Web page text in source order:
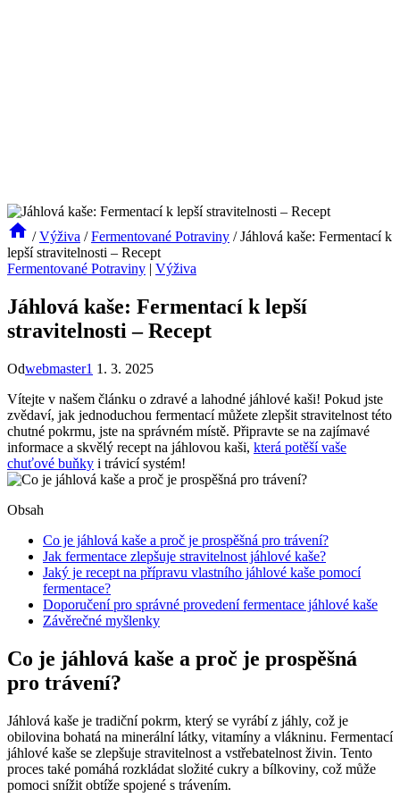
/ Výživa / Fermentované Potraviny / Jáhlová kaše: Fermentací k
lepší stravitelnosti – Recept
Fermentované Potraviny | Výživa
Jáhlová kaše: Fermentací k lepší
stravitelnosti – Recept
Odwebmaster1 1. 3. 2025
Vítejte v našem článku o zdravé a lahodné jáhlové kaši! Pokud jste
zvědaví, jak jednoduchou fermentací můžete zlepšit stravitelnost této
chutné pokrmu, jste na správném místě. Připravte se na zajímavé
informace a skvělý recept na jáhlovou kaši, která potěší vaše
chuťové buňky i trávicí systém!
Obsah
Co je jáhlová kaše a proč je prospěšná pro trávení?
Jak fermentace zlepšuje stravitelnost jáhlové kaše?
Jaký je recept na přípravu vlastního jáhlové kaše pomocí
fermentace?
Doporučení pro správné provedení fermentace jáhlové kaše
Závěrečné myšlenky
Co je jáhlová kaše a proč je prospěšná
pro trávení?
Jáhlová kaše je tradiční pokrm, který se vyrábí z jáhly, což je
obilovina bohatá na minerální látky, vitamíny a vlákninu. Fermentací
jáhlové kaše se zlepšuje stravitelnost a vstřebatelnost živin. Tento
proces také pomáhá rozkládat složité cukry a bílkoviny, což může
pomoci snížit obtíže spojené s trávením.